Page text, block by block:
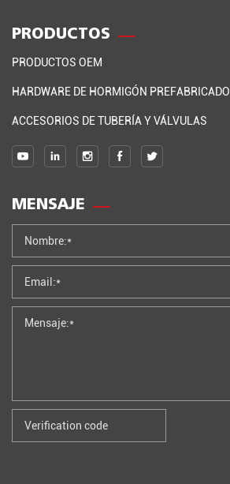
PRODUCTOS
PRODUCTOS OEM
HARDWARE DE HORMIGÓN PREFABRICADO
ACCESORIOS DE TUBERÍA Y VÁLVULAS
MENSAJE